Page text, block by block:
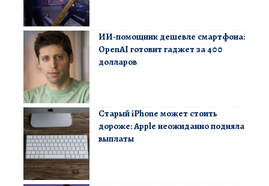
ИИ-помощник дешевле смартфона:
OpenAI готовит гаджет за 400
долларов
Старый iPhone может стоить
дороже: Apple неожиданно подняла
выплаты